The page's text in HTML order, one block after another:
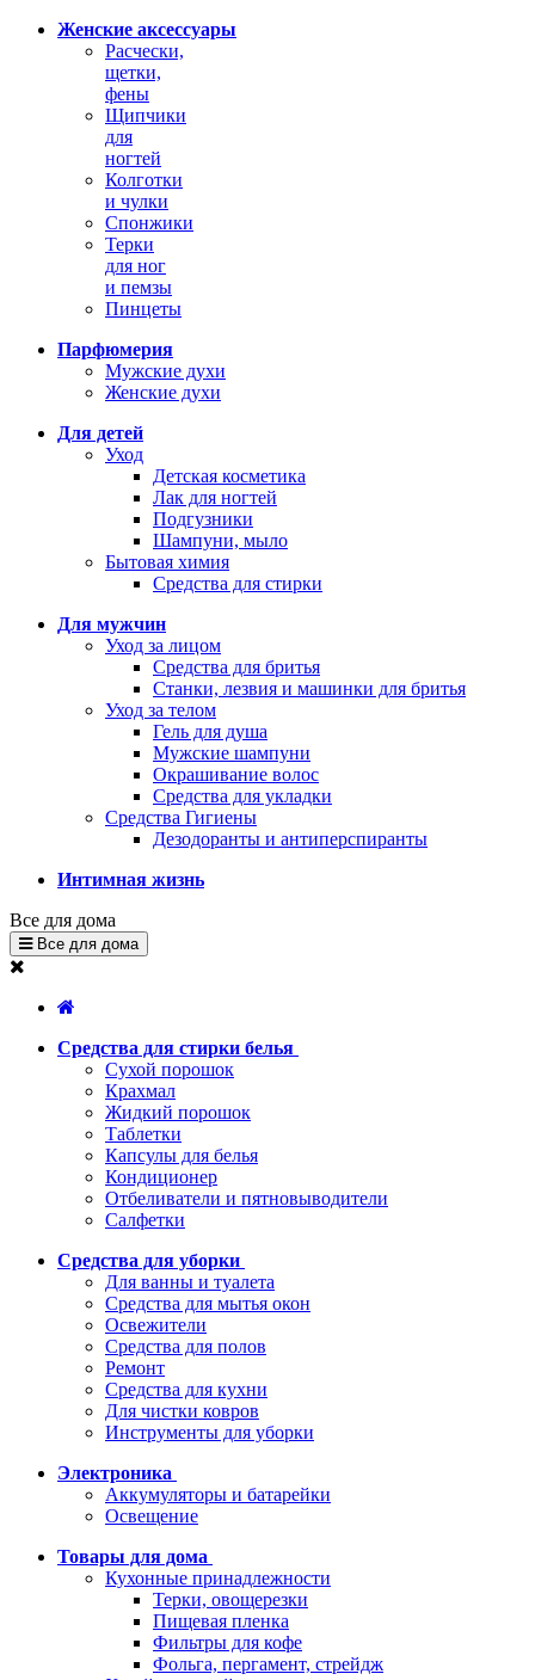
Женские аксессуары
Расчески,
щетки,
фены
Щипчики
для
ногтей
Колготки
и чулки
Спонжики
Терки
для ног
и пемзы
Пинцеты
Парфюмерия
Мужские духи
Женские духи
Для детей
Уход
Детская косметика
Лак для ногтей
Подгузники
Шампуни, мыло
Бытовая химия
Средства для стирки
Для мужчин
Уход за лицом
Средства для бритья
Станки, лезвия и машинки для бритья
Уход за телом
Гель для душа
Мужские шампуни
Окрашивание волос
Средства для укладки
Средства Гигиены
Дезодоранты и антиперспиранты
Интимная жизнь
Все для дома
Все для дома
Средства для стирки белья
Сухой порошок
Крахмал
Жидкий порошок
Таблетки
Капсулы для белья
Кондиционер
Отбеливатели и пятновыводители
Салфетки
Средства для уборки
Для ванны и туалета
Средства для мытья окон
Освежители
Средства для полов
Ремонт
Средства для кухни
Для чистки ковров
Инструменты для уборки
Электроника
Аккумуляторы и батарейки
Освещение
Товары для дома
Кухонные принадлежности
Терки, овощерезки
Пищевая пленка
Фильтры для кофе
Фольга, пергамент, стрейдж